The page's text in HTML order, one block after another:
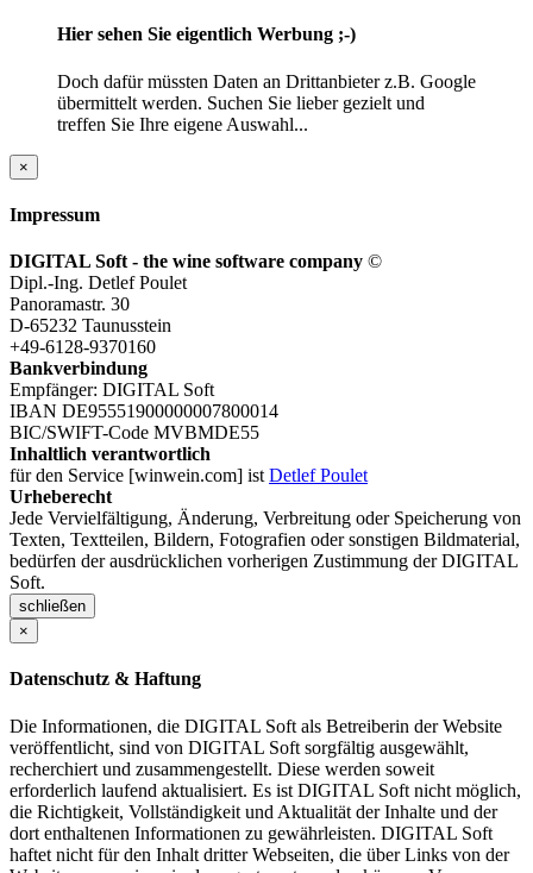
Hier sehen Sie eigentlich Werbung ;-)
Doch dafür müssten Daten an Drittanbieter z.B. Google
übermittelt werden. Suchen Sie lieber gezielt und
treffen Sie Ihre eigene Auswahl...
×
Impressum
DIGITAL Soft - the wine software company ©
Dipl.-Ing. Detlef Poulet
Panoramastr. 30
D-65232 Taunusstein
+49-6128-9370160
Bankverbindung
Empfänger: DIGITAL Soft
IBAN DE95551900000007800014
BIC/SWIFT-Code MVBMDE55
Inhaltlich verantwortlich
für den Service [winwein.com] ist Detlef Poulet
Urheberecht
Jede Vervielfältigung, Änderung, Verbreitung oder Speicherung von
Texten, Textteilen, Bildern, Fotografien oder sonstigen Bildmaterial,
bedürfen der ausdrücklichen vorherigen Zustimmung der DIGITAL
Soft.
schließen
×
Datenschutz & Haftung
Die Informationen, die DIGITAL Soft als Betreiberin der Website
veröffentlicht, sind von DIGITAL Soft sorgfältig ausgewählt,
recherchiert und zusammengestellt. Diese werden soweit
erforderlich laufend aktualisiert. Es ist DIGITAL Soft nicht möglich,
die Richtigkeit, Vollständigkeit und Aktualität der Inhalte und der
dort enthaltenen Informationen zu gewährleisten. DIGITAL Soft
haftet nicht für den Inhalt dritter Webseiten, die über Links von der